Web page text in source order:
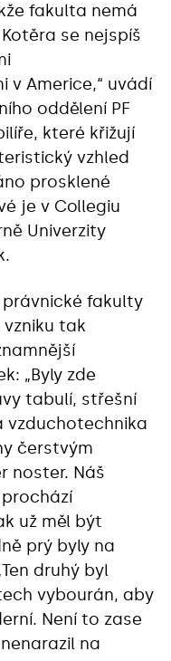
fakulta nemá
se nejspíš
v Americe,“ uvádí
oddělení PF
které křižují
vzhled
prosklené
je v Collegiu
Univerzity
fakulty
vzniku tak
„Byly zde
tabulí, střešní
vzduchotechnika
čerstvým
noster. Náš
už měl být
prý byly na
druhý byl
vybourán, aby
Není to zase
na